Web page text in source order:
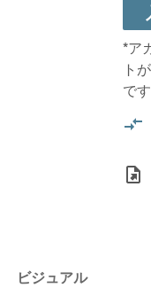
*ア
ト
です
ビジュアル